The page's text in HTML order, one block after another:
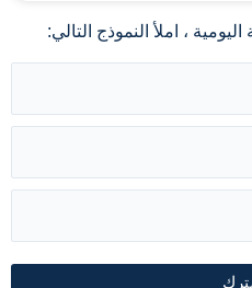
، املأ النموذج التالي: